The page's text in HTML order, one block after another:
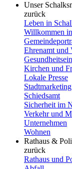
Unser
zurück
Leben in
Willkommen
Ehrenamt und
Kirchen und
Lokale Presse
Schiedsamt
Sicherheit im
Verkehr und
Unternehmen
Wohnen
Rathaus &
zurück
Rathaus und